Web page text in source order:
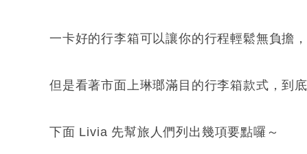
一卡好的行李箱可以讓你的行程輕鬆無負擔
但是看著市面上琳瑯滿目的行李箱款式，到
下面 Livia 先幫旅人們列出幾項要點囉～